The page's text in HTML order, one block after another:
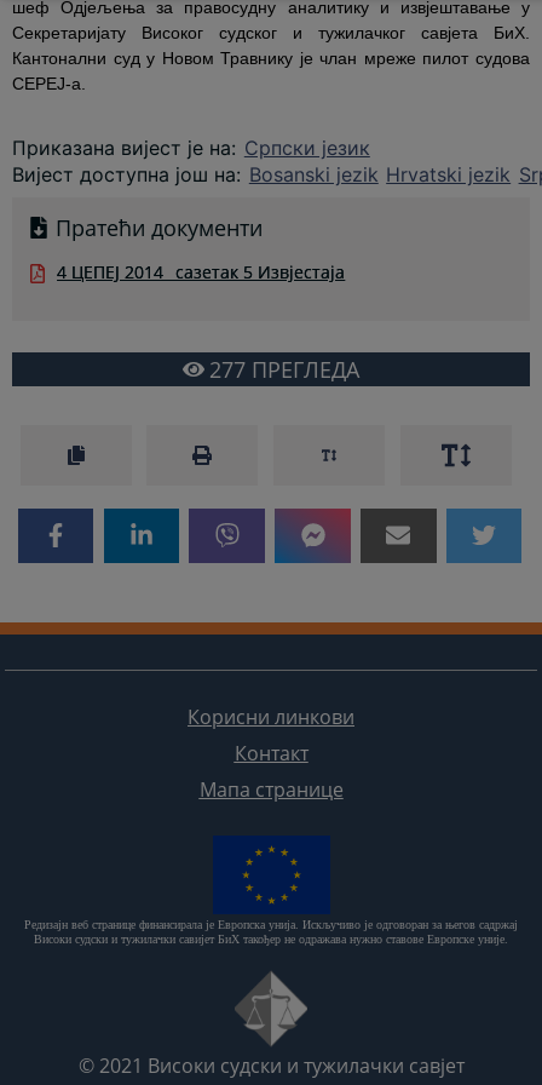
шеф Одјељења за правосудну аналитику и извјештавање у
Секретаријату Високог судског и тужилачког савјета БиХ.
Кантонални суд у Новом Травнику је члан мреже пилот судова
CEPEJ-a.
Приказана вијест је на: Српски језик
Вијест доступна још на: Bosanski jezik Hrvatski jezik
Пратећи документи
4 ЦЕПЕЈ 2014_ сазетак 5 Извјестаја
277 ПРЕГЛЕДА
Корисни линкови
Контакт
Мапа странице
Редизајн веб странице финансирала је Европска унија. Искључиво је одговоран за његов садржај
Високи судски и тужилачки савијет БиХ такођер не одражава нужно ставове Европске уније.
© 2021 Високи судски и тужилачки савјет